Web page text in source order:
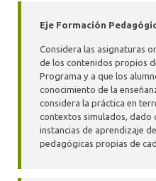
Eje Formación
Considera las asignaturas
de los contenidos propios
Programa y a que los
conocimiento de la
considera la práctica en
contextos simulados, dado
instancias de aprendizaje
pedagógicas propias de